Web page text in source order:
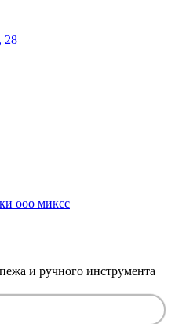
28
и ручного инструмента